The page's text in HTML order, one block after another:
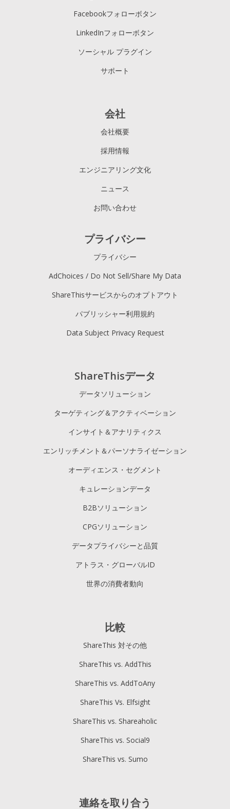
Facebookフォローボタン
LinkedInフォローボタン
ソーシャル プラグイン
サポート
ShareThisデータ
データソリューション
ターゲティング＆アクティベーション
インサイト＆アナリティクス
エンリッチメント＆パーソナライゼーション
オーディエンス・セグメント
キュレーションデータ
B2Bソリューション
CPGソリューション
データプライバシーと品質
アトラス・グローバルID
世界の消費者動向
会社
会社概要
採用情報
エンジニアリング文化
ニュース
お問い合わせ
プライバシー
プライバシー
AdChoices / Do Not Sell/Share My Data
ShareThisサービスからのオプトアウト
パブリッシャー利用規約
Data Subject Privacy Request
比較
ShareThis 対その他
ShareThis vs. AddThis
ShareThis vs. AddToAny
ShareThis Vs. Elfsight
ShareThis vs. Shareaholic
ShareThis vs. Social9
ShareThis vs. Sumo
連絡を取り合う